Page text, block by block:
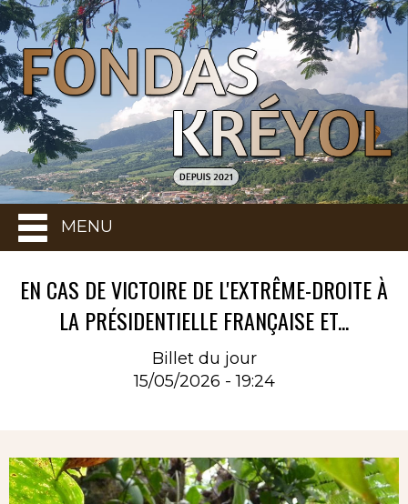
MENU
EN CAS DE VICTOIRE DE L'EXTRÊME-DROITE À
LA PRÉSIDENTIELLE FRANÇAISE ET...
Billet du jour
15/05/2026 - 19:24